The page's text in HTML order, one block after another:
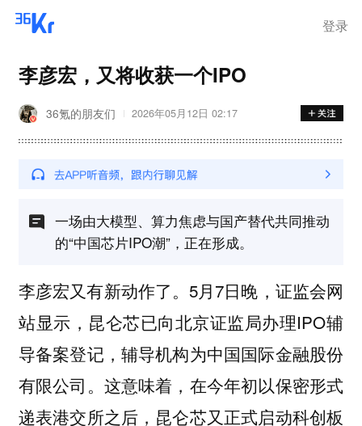
登录
李彦宏，又将收获一个IPO
36氪的朋友们 2026年05月12日 02:17
一场由大模型、算力焦虑与国产替代共同推动
的“中国芯片IPO潮”，正在形成。
李彦宏又有新动作了。5月7日晚，证监会网
站显示，昆仑芯已向北京证监局办理IPO辅
导备案登记，辅导机构为中国国际金融股份
有限公司。这意味着，在今年初以保密形式
递表港交所之后，昆仑芯又正式启动科创板